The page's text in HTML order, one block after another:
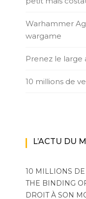
Warhammer
wargame
Prenez le large
10 millions de
L’ACTU DU
10 MILLIONS
THE BINDING
DROIT À SON